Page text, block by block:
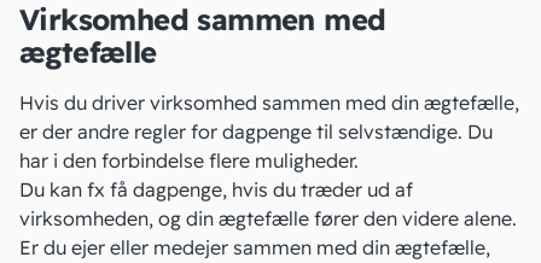
Virksomhed sammen med
ægtefælle
Hvis du driver virksomhed sammen med din ægtefælle,
er der andre regler for dagpenge til selvstændige. Du
har i den forbindelse flere muligheder.
Du kan fx få dagpenge, hvis du træder ud af
virksomheden, og din ægtefælle fører den videre alene.
Er du ejer eller medejer sammen med din ægtefælle,